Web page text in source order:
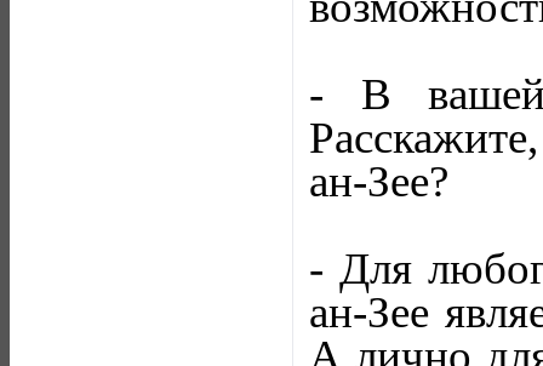
- В вашей
ан-Зее?
- Для
ан-Зее
А лично